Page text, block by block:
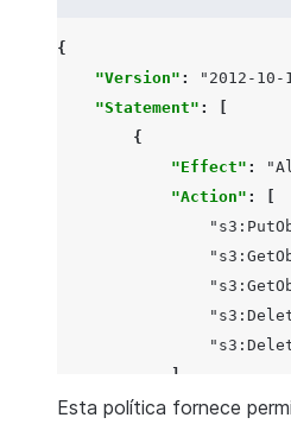
{
"Version" : "2012-10-
"Statement" :
{
"Effect" :
"Action" :
],
"Resource":
Esta política fornece